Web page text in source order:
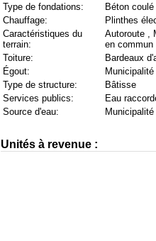
Type de fondations:
Béton coulé
Chauffage:
Plinthes
Caractéristiques du
terrain:
Autoroute ,
en commun
Toiture:
Bardeaux
Égout:
Municipalité
Type de structure:
Bâtisse
Services publics:
Eau
Source d'eau:
Municipalité
Unités à revenue :